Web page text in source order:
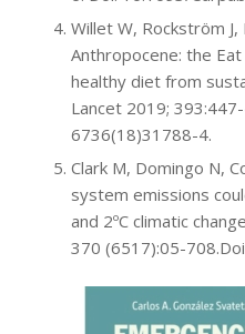
Willet W, Rockström
Anthropocene: the
healthy diet from
Lancet 2019;
6736(18)31788-4.
Clark M, Domingo N,
system emissions
and 2ºC climatic
370 (6517):05-